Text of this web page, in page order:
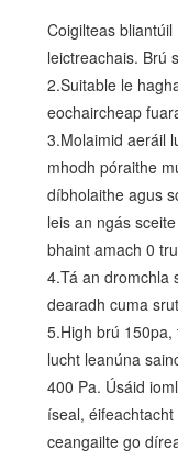
Coigilteas
leictreachais. Brú
2.Suitable le
eochaircheap
3.Molaimid aeráil
mhodh póraithe
díbholaithe agus
leis an ngás
bhaint amach 0
4.Tá an dromchla
dearadh cuma
5.High brú
lucht leanúna
400 Pa. Úsáid
íseal,
ceangailte go